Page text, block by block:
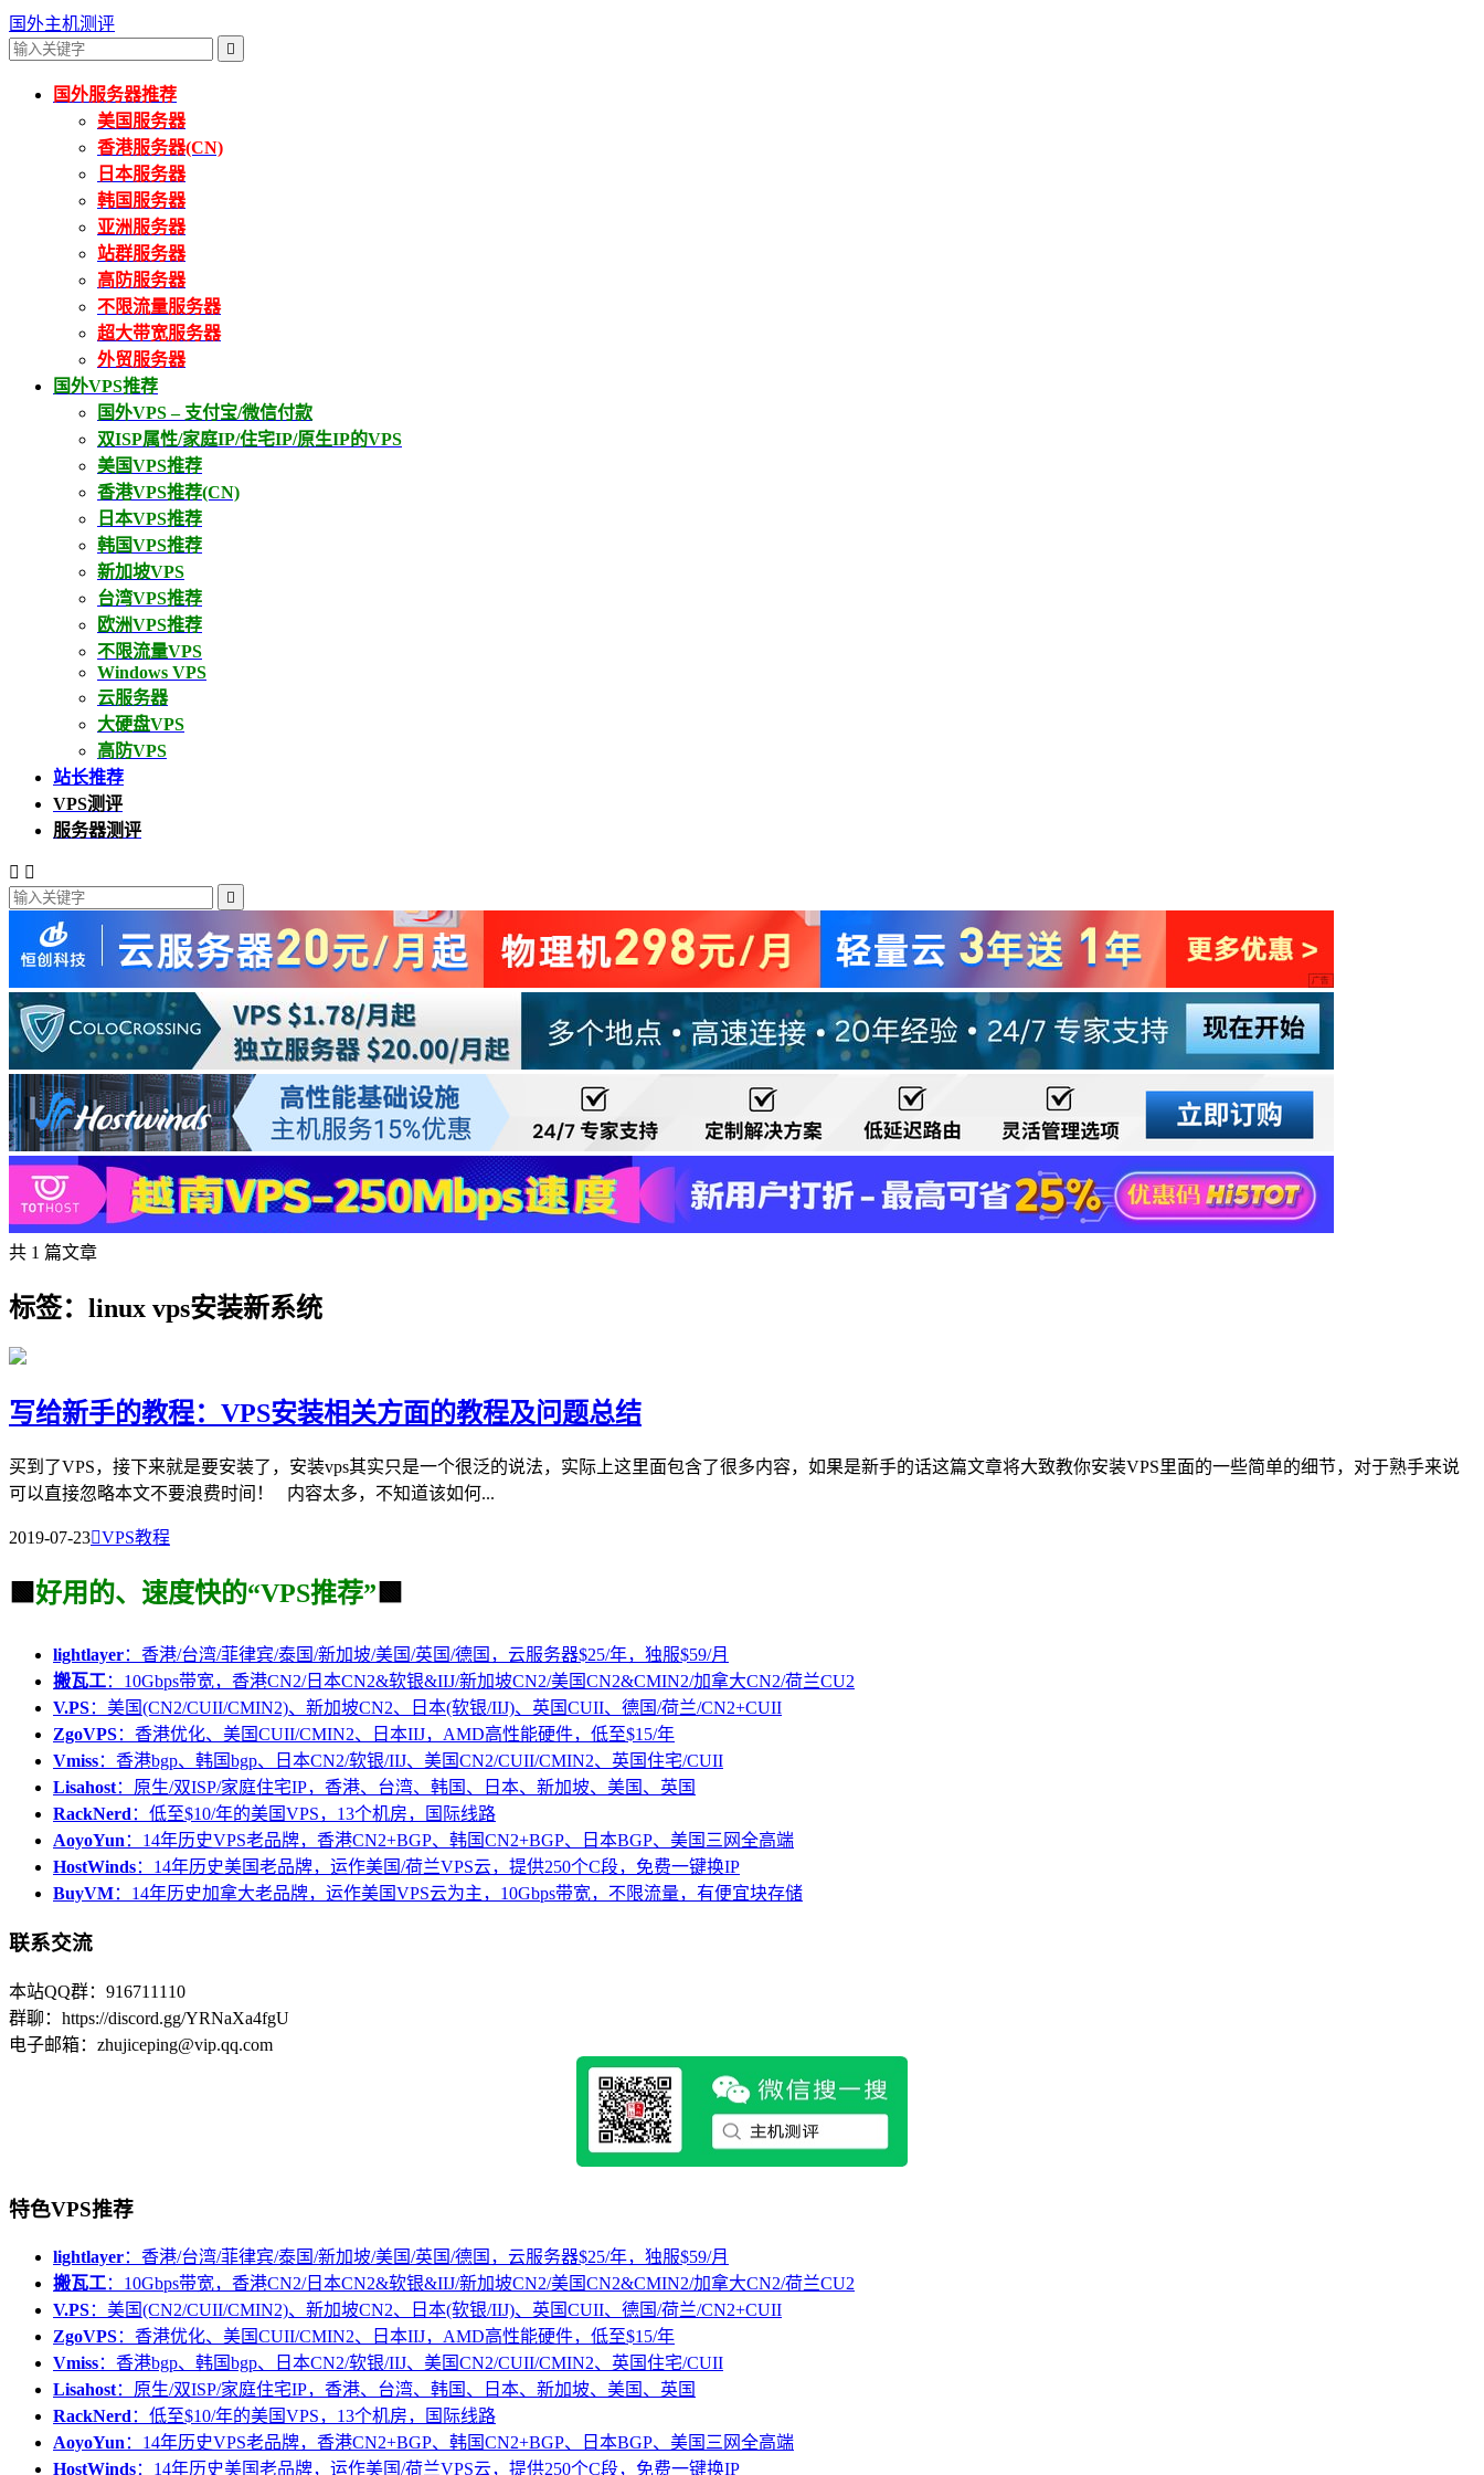
国外主机测评

国外服务器推荐
美国服务器
香港服务器(CN)
日本服务器
韩国服务器
亚洲服务器
站群服务器
高防服务器
不限流量服务器
超大带宽服务器
外贸服务器
国外VPS推荐
国外VPS – 支付宝/微信付款
双ISP属性/家庭IP/住宅IP/原生IP的VPS
美国VPS推荐
香港VPS推荐(CN)
日本VPS推荐
韩国VPS推荐
新加坡VPS
台湾VPS推荐
欧洲VPS推荐
不限流量VPS
Windows VPS
云服务器
大硬盘VPS
高防VPS
站长推荐
VPS测评
服务器测评
 

共 1 篇文章
标签：linux vps安装新系统
写给新手的教程：VPS安装相关方面的教程及问题总结
买到了VPS，接下来就是要安装了，安装vps其实只是一个很泛的说法，实际上这里面包含了很多内容，如果是新手的话这篇文章将大致教你安装VPS里面的一些简单的细节，对于熟手来说
可以直接忽略本文不要浪费时间！ 内容太多，不知道该如何...
2019-07-23VPS教程
🟩 好用的、速度快的“VPS推荐” 🟩
lightlayer：香港/台湾/菲律宾/泰国/新加坡/美国/英国/德国，云服务器$25/年，独服$59/月
搬瓦工：10Gbps带宽，香港CN2/日本CN2&软银&IIJ/新加坡CN2/美国CN2&CMIN2/加拿大CN2/荷兰CU2
V.PS：美国(CN2/CUII/CMIN2)、新加坡CN2、日本(软银/IIJ)、英国CUII、德国/荷兰/CN2+CUII
ZgoVPS：香港优化、美国CUII/CMIN2、日本IIJ，AMD高性能硬件，低至$15/年
Vmiss：香港bgp、韩国bgp、日本CN2/软银/IIJ、美国CN2/CUII/CMIN2、英国住宅/CUII
Lisahost：原生/双ISP/家庭住宅IP，香港、台湾、韩国、日本、新加坡、美国、英国
RackNerd：低至$10/年的美国VPS，13个机房，国际线路
AoyoYun：14年历史VPS老品牌，香港CN2+BGP、韩国CN2+BGP、日本BGP、美国三网全高端
HostWinds：14年历史美国老品牌，运作美国/荷兰VPS云，提供250个C段，免费一键换IP
BuyVM：14年历史加拿大老品牌，运作美国VPS云为主，10Gbps带宽，不限流量，有便宜块存储
联系交流
本站QQ群：916711110
群聊：https://discord.gg/YRNaXa4fgU
电子邮箱：zhujiceping@vip.qq.com
特色VPS推荐
lightlayer：香港/台湾/菲律宾/泰国/新加坡/美国/英国/德国，云服务器$25/年，独服$59/月
搬瓦工：10Gbps带宽，香港CN2/日本CN2&软银&IIJ/新加坡CN2/美国CN2&CMIN2/加拿大CN2/荷兰CU2
V.PS：美国(CN2/CUII/CMIN2)、新加坡CN2、日本(软银/IIJ)、英国CUII、德国/荷兰/CN2+CUII
ZgoVPS：香港优化、美国CUII/CMIN2、日本IIJ，AMD高性能硬件，低至$15/年
Vmiss：香港bgp、韩国bgp、日本CN2/软银/IIJ、美国CN2/CUII/CMIN2、英国住宅/CUII
Lisahost：原生/双ISP/家庭住宅IP，香港、台湾、韩国、日本、新加坡、美国、英国
RackNerd ：低至$10/年的美国VPS，13个机房，国际线路
AoyoYun ：14年历史VPS老品牌，香港CN2+BGP、韩国CN2+BGP、日本BGP、美国三网全高端
HostWinds：14年历史美国老品牌，运作美国/荷兰VPS云，提供250个C段，免费一键换IP